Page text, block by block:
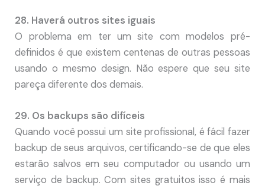
28. Haverá outros sites iguais
O problema em ter um site com modelos pré-
definidos é que existem centenas de outras pessoas
usando o mesmo design. Não espere que seu site
pareça diferente dos demais.
29. Os backups são difíceis
Quando você possui um site profissional, é fácil fazer
backup de seus arquivos, certificando-se de que eles
estarão salvos em seu computador ou usando um
serviço de backup. Com sites gratuitos isso é mais